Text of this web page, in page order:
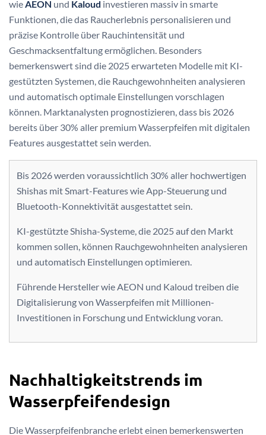
wieAEON und Kaloud investieren massiv in smarte
Funktionen, die das Raucherlebnis personalisieren und
präzise Kontrolle über Rauchintensität und
Geschmacksentfaltung ermöglichen. Besonders
bemerkenswert sind die 2025 erwarteten Modelle mit KI-
gestützten Systemen, die Rauchgewohnheiten analysieren
und automatisch optimale Einstellungen vorschlagen
können. Marktanalysten prognostizieren, dass bis 2026
bereits über 30% aller premium Wasserpfeifen mit digitalen
Features ausgestattet sein werden.
Bis 2026 werden voraussichtlich 30% aller hochwertigen
Shishas mit Smart-Features wie App-Steuerung und
Bluetooth-Konnektivität ausgestattet sein.
KI-gestützte Shisha-Systeme, die 2025 auf den Markt
kommen sollen, können Rauchgewohnheiten analysieren
und automatisch Einstellungen optimieren.
Führende Hersteller wie AEON und Kaloud treiben die
Digitalisierung von Wasserpfeifen mit Millionen-
Investitionen in Forschung und Entwicklung voran.
Nachhaltigkeitstrends im
Wasserpfeifendesign
Die Wasserpfeifenbranche erlebt einen bemerkenswerten